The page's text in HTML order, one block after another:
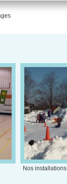
Nos installations